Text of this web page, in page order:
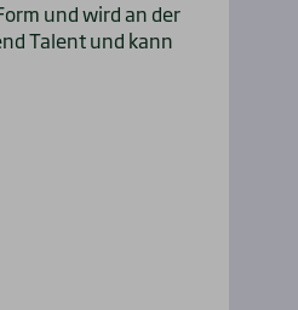
und wird an der
Talent und kann